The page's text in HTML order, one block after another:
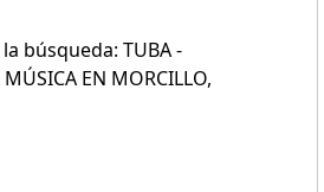
búsqueda: TUBA -
EN MORCILLO,